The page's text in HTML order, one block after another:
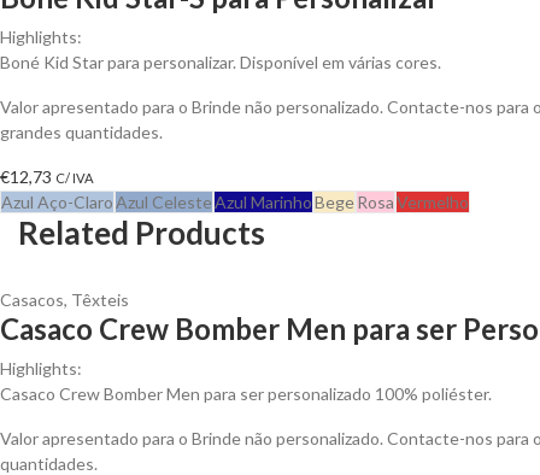
Highlights:
Boné Kid Star para personalizar. Disponível em várias cores.
Valor apresentado para o Brinde não personalizado. Contacte-nos
grandes quantidades.
€12,73 C/ IVA
Azul Aço-ClaroAzul CelesteAzul MarinhoBegeRosaVermelho
Related Products
Casacos, Têxteis
Casaco Crew Bomber Men para ser
Highlights:
Casaco Crew Bomber Men para ser personalizado 100% poliéster.
Valor apresentado para o Brinde não personalizado. Contacte-nos
quantidades.